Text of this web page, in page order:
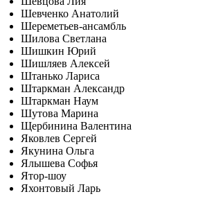
Шевченко Анатолий
Шереметьев-ансамбль
Шилова Светлана
Шишкин Юрий
Шишляев Алексей
Штанько Лариса
Штаркман Александр
Штаркман Наум
Шутова Марина
Щербинина Валентина
Яковлев Сергей
Якунина Ольга
Ялышева Софья
Ятор-шоу
Яхонтовый Ларь